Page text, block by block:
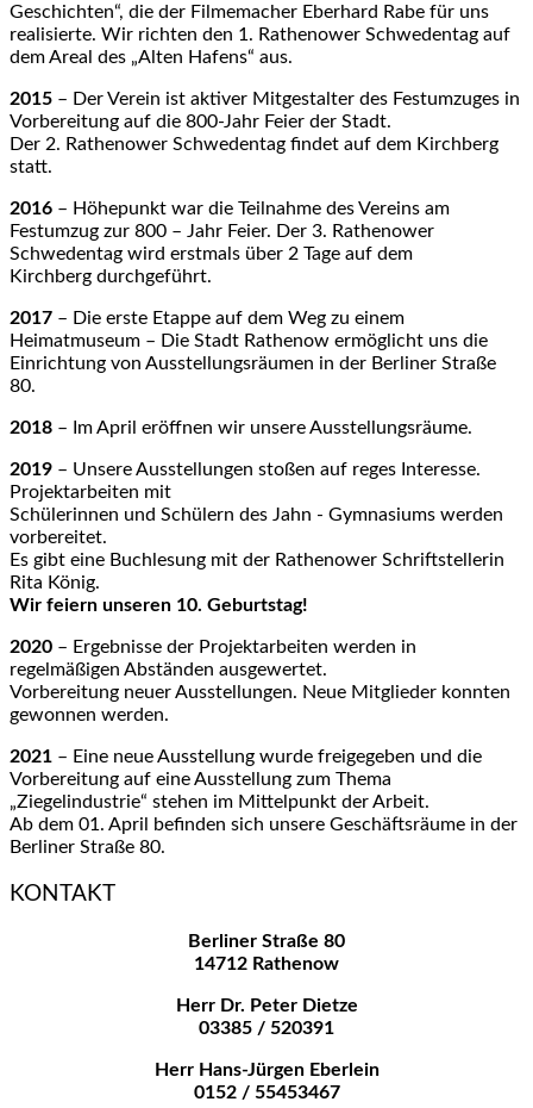
Geschichten“, die der Filmemacher Eberhard Rabe für uns
realisierte. Wir richten den 1. Rathenower Schwedentag auf
dem Areal des „Alten Hafens“ aus.
2015 – Der Verein ist aktiver Mitgestalter des Festumzuges in
Vorbereitung auf die 800-Jahr Feier der Stadt.
Der 2. Rathenower Schwedentag findet auf dem Kirchberg
statt.
2016 – Höhepunkt war die Teilnahme des Vereins am
Festumzug zur 800 – Jahr Feier. Der 3. Rathenower
Schwedentag wird erstmals über 2 Tage auf dem
Kirchberg durchgeführt.
2017 – Die erste Etappe auf dem Weg zu einem
Heimatmuseum – Die Stadt Rathenow ermöglicht uns die
Einrichtung von Ausstellungsräumen in der Berliner Straße
80.
2018 – Im April eröffnen wir unsere Ausstellungsräume.
2019 – Unsere Ausstellungen stoßen auf reges Interesse.
Projektarbeiten mit
Schülerinnen und Schülern des Jahn - Gymnasiums werden
vorbereitet.
Es gibt eine Buchlesung mit der Rathenower Schriftstellerin
Rita König.
Wir feiern unseren 10. Geburtstag!
2020 – Ergebnisse der Projektarbeiten werden in
regelmäßigen Abständen ausgewertet.
Vorbereitung neuer Ausstellungen. Neue Mitglieder konnten
gewonnen werden.
2021 – Eine neue Ausstellung wurde freigegeben und die
Vorbereitung auf eine Ausstellung zum Thema
„Ziegelindustrie“ stehen im Mittelpunkt der Arbeit.
Ab dem 01. April befinden sich unsere Geschäftsräume in der
Berliner Straße 80.
KONTAKT
Berliner Straße 80
14712 Rathenow
Herr Dr. Peter Dietze
03385 / 520391
Herr Hans-Jürgen Eberlein
0152 / 55453467